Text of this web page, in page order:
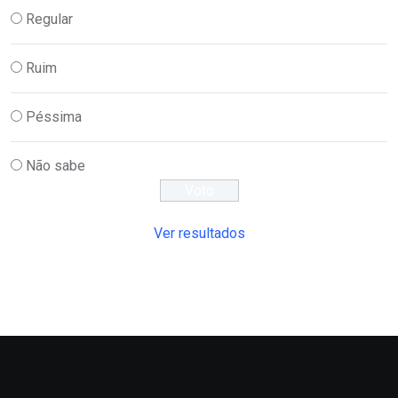
Regular
Ruim
Péssima
Não sabe
Ver resultados